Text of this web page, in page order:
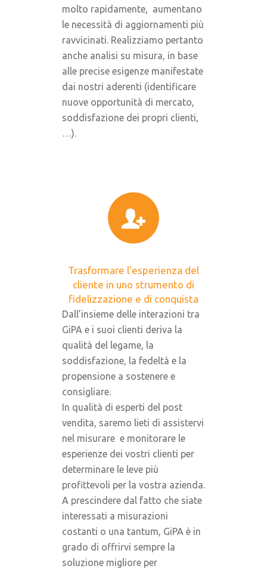
molto rapidamente, aumentano
le necessità di aggiornamenti più
ravvicinati. Realizziamo pertanto
anche analisi su misura, in base
alle precise esigenze manifestate
dai nostri aderenti (identificare
nuove opportunità di mercato,
soddisfazione dei propri clienti,
…).
Trasformare l'esperienza del
cliente in uno strumento di
fidelizzazione e di conquista
Dall’insieme delle interazioni tra
GiPA e i suoi clienti deriva la
qualità del legame, la
soddisfazione, la fedeltà e la
propensione a sostenere e
consigliare.
In qualità di esperti del post
vendita, saremo lieti di assistervi
nel misurare e monitorare le
esperienze dei vostri clienti per
determinare le leve più
profittevoli per la vostra azienda.
A prescindere dal fatto che siate
interessati a misurazioni
costanti o una tantum, GiPA è in
grado di offrirvi sempre la
soluzione migliore per